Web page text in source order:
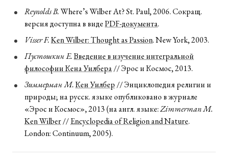
Reynolds B.Where’s Wilber At? St. Paul, 2006. Сокращ.
версия доступна в видеPDF-документа.
Visser F.Ken Wilber: Thought as Passion. New York, 2003.
Пустошкин Е.Введение в изучение интегральной
философии Кена Уилбера// Эрос и Космос, 2013.
Зиммерман М.Кен Уилбер// Энциклопедия религии и
природы; на русск. языке опубликовано в журнале
«Эрос и Космос», 2013 (на англ. языке:Zimmerman M.
Ken Wilber//Encyclopedia of Religion and Nature.
London: Continuum, 2005).